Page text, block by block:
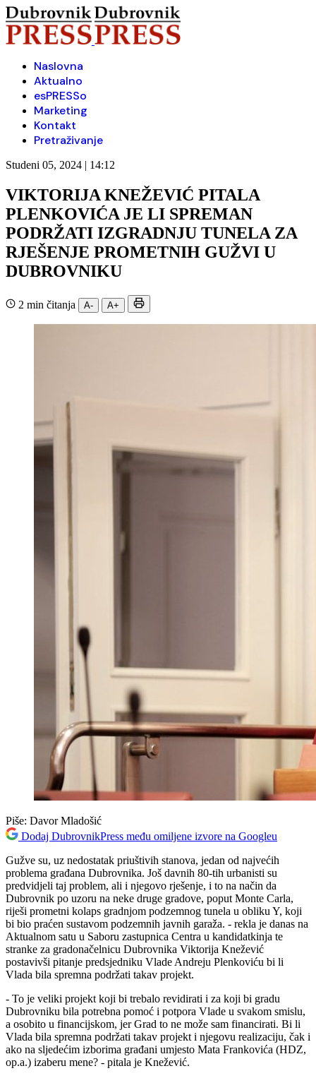
Naslovna
Aktualno
esPRESSo
Marketing
Kontakt
Pretraživanje
Studeni 05, 2024 | 14:12
VIKTORIJA KNEŽEVIĆ PITALA
PLENKOVIĆA JE LI SPREMAN
PODRŽATI IZGRADNJU TUNELA ZA
RJEŠENJE PROMETNIH GUŽVI U
DUBROVNIKU
2 min čitanja A- A+
Piše: Davor Mladošić
Dodaj DubrovnikPress među omiljene izvore na Googleu
Gužve su, uz nedostatak priuštivih stanova, jedan od najvećih
problema građana Dubrovnika. Još davnih 80-tih urbanisti su
predvidjeli taj problem, ali i njegovo rješenje, i to na način da
Dubrovnik po uzoru na neke druge gradove, poput Monte Carla,
riješi prometni kolaps gradnjom podzemnog tunela u obliku Y, koji
bi bio praćen sustavom podzemnih javnih garaža. - rekla je danas na
Aktualnom satu u Saboru zastupnica Centra u kandidatkinja te
stranke za gradonačelnicu Dubrovnika Viktorija Knežević
postavivši pitanje predsjedniku Vlade Andreju Plenkoviću bi li
Vlada bila spremna podržati takav projekt.
- To je veliki projekt koji bi trebalo revidirati i za koji bi gradu
Dubrovniku bila potrebna pomoć i potpora Vlade u svakom smislu,
a osobito u financijskom, jer Grad to ne može sam financirati. Bi li
Vlada bila spremna podržati takav projekt i njegovu realizaciju, čak i
ako na sljedećim izborima građani umjesto Mata Frankovića (HDZ,
op.a.) izaberu mene? - pitala je Knežević.